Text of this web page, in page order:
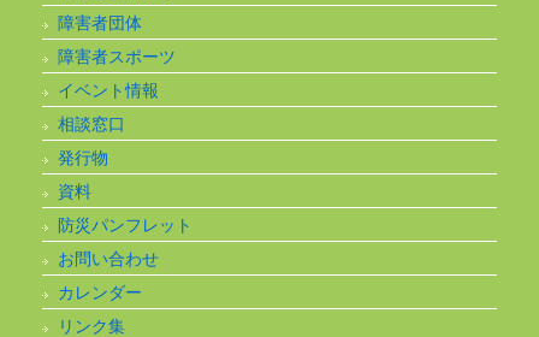
障害者団体
障害者スポーツ
イベント情報
相談窓口
発行物
資料
防災パンフレット
お問い合わせ
カレンダー
リンク集